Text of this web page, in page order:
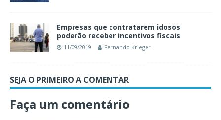
Empresas que contratarem idosos
poderão receber incentivos fiscais
11/09/2019 Fernando Krieger
SEJA O PRIMEIRO A COMENTAR
Faça um comentário